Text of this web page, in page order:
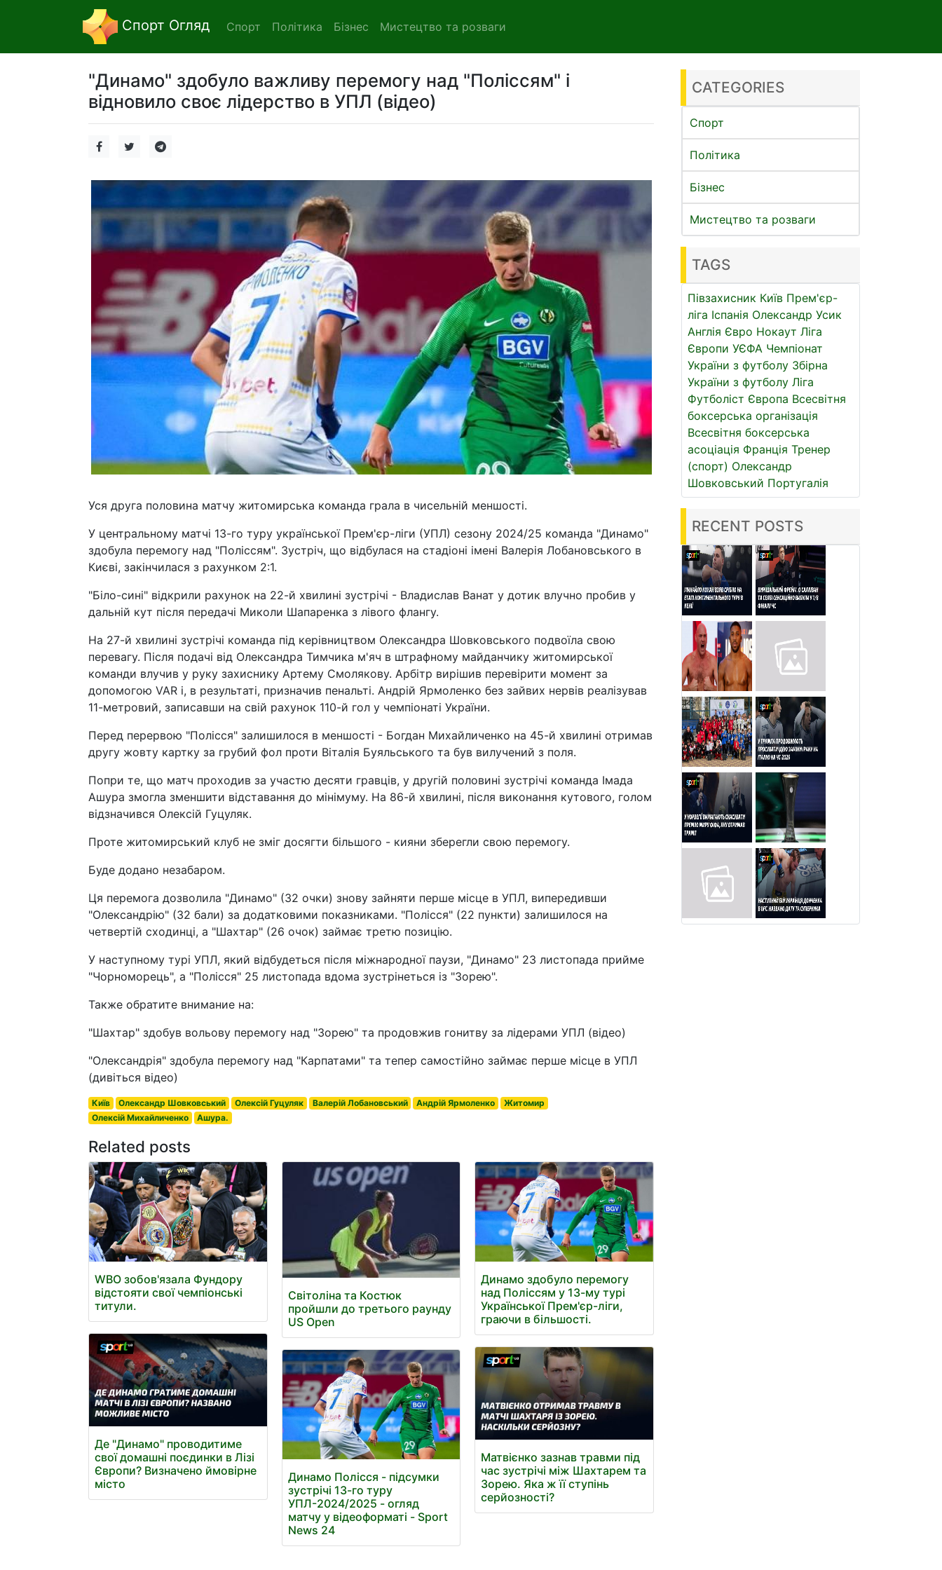
Спорт Огляд Спорт Політика Бізнес Мистецтво та розваги
"Динамо" здобуло важливу перемогу над "Поліссям" і
відновило своє лідерство в УПЛ (відео)
Уся друга половина матчу житомирська команда грала в чисельній меншості.
У центральному матчі 13-го туру української Прем'єр-ліги (УПЛ) сезону 2024/25 команда "Динамо"
здобула перемогу над "Поліссям". Зустріч, що відбулася на стадіоні імені Валерія Лобановського в
Києві, закінчилася з рахунком 2:1.
"Біло-сині" відкрили рахунок на 22-й хвилині зустрічі - Владислав Ванат у дотик влучно пробив у
дальній кут після передачі Миколи Шапаренка з лівого флангу.
На 27-й хвилині зустрічі команда під керівництвом Олександра Шовковського подвоїла свою
перевагу. Після подачі від Олександра Тимчика м'яч в штрафному майданчику житомирської
команди влучив у руку захиснику Артему Смолякову. Арбітр вирішив перевірити момент за
допомогою VAR і, в результаті, призначив пенальті. Андрій Ярмоленко без зайвих нервів реалізував
11-метровий, записавши на свій рахунок 110-й гол у чемпіонаті України.
Перед перервою "Полісся" залишилося в меншості - Богдан Михайличенко на 45-й хвилині отримав
другу жовту картку за грубий фол проти Віталія Буяльського та був вилучений з поля.
Попри те, що матч проходив за участю десяти гравців, у другій половині зустрічі команда Імада
Ашура змогла зменшити відставання до мінімуму. На 86-й хвилині, після виконання кутового, голом
відзначився Олексій Гуцуляк.
Проте житомирський клуб не зміг досягти більшого - кияни зберегли свою перемогу.
Буде додано незабаром.
Ця перемога дозволила "Динамо" (32 очки) знову зайняти перше місце в УПЛ, випередивши
"Олександрію" (32 бали) за додатковими показниками. "Полісся" (22 пункти) залишилося на
четвертій сходинці, а "Шахтар" (26 очок) займає третю позицію.
У наступному турі УПЛ, який відбудеться після міжнародної паузи, "Динамо" 23 листопада прийме
"Чорноморець", а "Полісся" 25 листопада вдома зустрінеться із "Зорею".
Также обратите внимание на:
"Шахтар" здобув вольову перемогу над "Зорею" та продовжив гонитву за лідерами УПЛ (відео)
"Олександрія" здобула перемогу над "Карпатами" та тепер самостійно займає перше місце в УПЛ
(дивіться відео)
Київ Олександр Шовковський Олексій Гуцуляк Валерій Лобановський Андрій Ярмоленко
Житомир
Олексій Михайличенко
Ашура.
Related posts
WBO зобов'язала Фундору
відстояти свої чемпіонські
титули.
Де "Динамо" проводитиме
свої домашні поєдинки в Лізі
Європи? Визначено ймовірне
місто
Світоліна та Костюк
пройшли до третього раунду
US Open
Динамо Полісся - підсумки
зустрічі 13-го туру
УПЛ-2024/2025 - огляд
матчу у відеоформаті - Sport
News 24
Динамо здобуло перемогу
над Поліссям у 13-му турі
Української Прем'єр-ліги,
граючи в більшості.
Матвієнко зазнав травми під
час зустрічі між Шахтарем та
Зорею. Яка ж її ступінь
серйозності?
CATEGORIES
Спорт
Політика
Бізнес
Мистецтво та розваги
TAGS
Півзахисник Київ Прем'єр-
ліга Іспанія Олександр Усик
Англія Євро Нокаут Ліга
Європи УЄФА Чемпіонат
України з футболу Збірна
України з футболу Ліга
Футболіст Європа Всесвітня
боксерська організація
Всесвітня боксерська
асоціація Франція Тренер
(спорт) Олександр
Шовковський Португалія
RECENT POSTS